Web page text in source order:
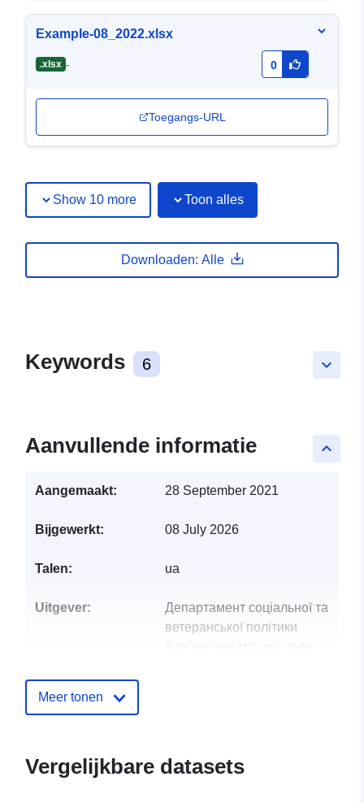
Example-08_2022.xlsx
.xlsx - 0
Toegangs-URL
Show 10 more Toon alles
Downloaden: Alle
keyboard_arrow_down
Keywords 6
keyboard_arrow_up
Aanvullende informatie
Aangemaakt: 28 September 2021
Bijgewerkt: 08 July 2026
Talen: ua
Uitgever:
Департамент соціальної та
ветеранської політики
Кам'янської міської ради
Contactpunt:
Meer tonen
Vergelijkbare datasets